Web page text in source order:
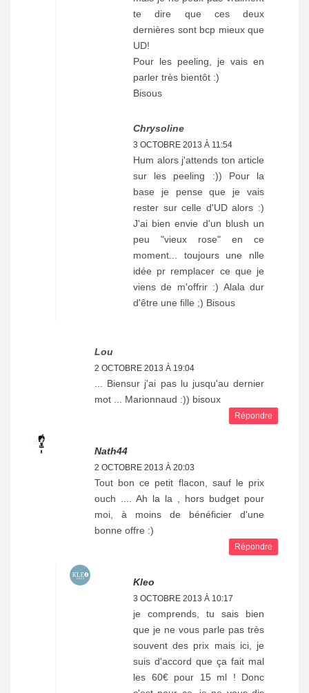
te dire que ces deux
dernières sont bcp mieux que
UD!
Pour les peeling, je vais en
parler très bientôt :)
Bisous
Chrysoline
3 OCTOBRE 2013 À 11:54
Hum alors j'attends ton article
sur les peeling :)) Pour la
base je pense que je vais
rester sur celle d'UD alors :)
J'ai bien envie d'un blush un
peu "vieux rose" en ce
moment... toujours une nlle
idée pr remplacer ce que je
viens de m'offrir :) Alala dur
d'être une fille ;) Bisous
Lou
2 OCTOBRE 2013 À 19:04
... Biensur j'ai pas lu jusqu'au dernier
mot ... Marionnaud :)) bisoux
Répondre
Nath44
2 OCTOBRE 2013 À 20:03
Tout bon ce petit flacon, sauf le prix
ouch .... Ah la la , hors budget pour
moi, à moins de bénéficier d'une
bonne offre :)
Répondre
Kleo
3 OCTOBRE 2013 À 10:17
je comprends, tu sais bien
que je ne vous parle pas très
souvent des prix mais ici, je
suis d'accord que ça fait mal
les 60€ pour 15 ml ! Donc